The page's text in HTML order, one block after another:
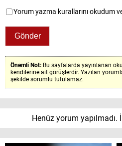
Yorum yazma kurallarını okudum
Önemli Not: Bu sayfalarda yayınlanan
kendilerine ait görüşlerdir. Yazılan
şekilde sorumlu tutulamaz.
Henüz yorum yapılmadı.